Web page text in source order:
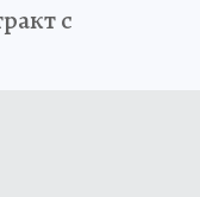
с